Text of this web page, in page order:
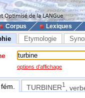
Corpus Lexiques
Etymologie
options d'affichage
TURBINER1 ,